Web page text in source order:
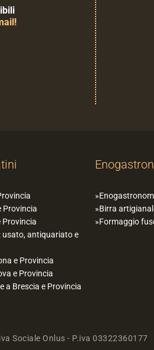
Provincia
Provincia
usato, antiquariato e
e Provincia
e Provincia
a Brescia e Provincia
Birra
Formaggio
Sociale Onlus - P.iva 03322360177